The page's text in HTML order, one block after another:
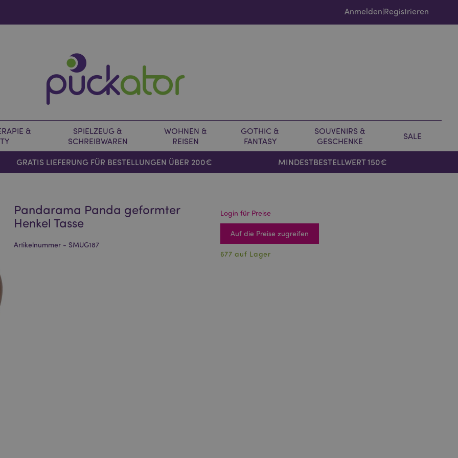
Anmelden|Registrieren
&
SPIELZEUG &
SCHREIBWAREN
WOHNEN &
REISEN
GOTHIC &
FANTASY
SOUVENIRS &
GESCHENKE
SALE
GRATIS LIEFERUNG FÜR BESTELLUNGEN ÜBER 200€ MINDESTBESTELLWERT 150€
Pandarama Panda geformter
Henkel Tasse
Artikelnummer - SMUG187
Login für Preise
Auf die Preise zugreifen
677 auf Lager